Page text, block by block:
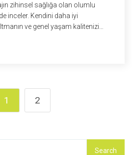
zihinsel sağlığa olan olumlu
inceler. Kendini daha iyi
ve genel yaşam kalitenizi
bir arada sunuluyor.
1 2